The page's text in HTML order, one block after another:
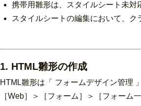
携帯用雛形は、スタイルシート未
スタイルシートの編集において、
1. HTML雛形の作成
HTML雛形は「 フォームデザイン管理
［Web］＞［フォーム］＞［フォー